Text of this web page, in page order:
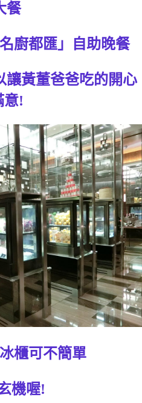
餐
廚都匯」自助晚餐
讓黃董爸爸吃的開心
意!
櫃可不簡單
機喔!